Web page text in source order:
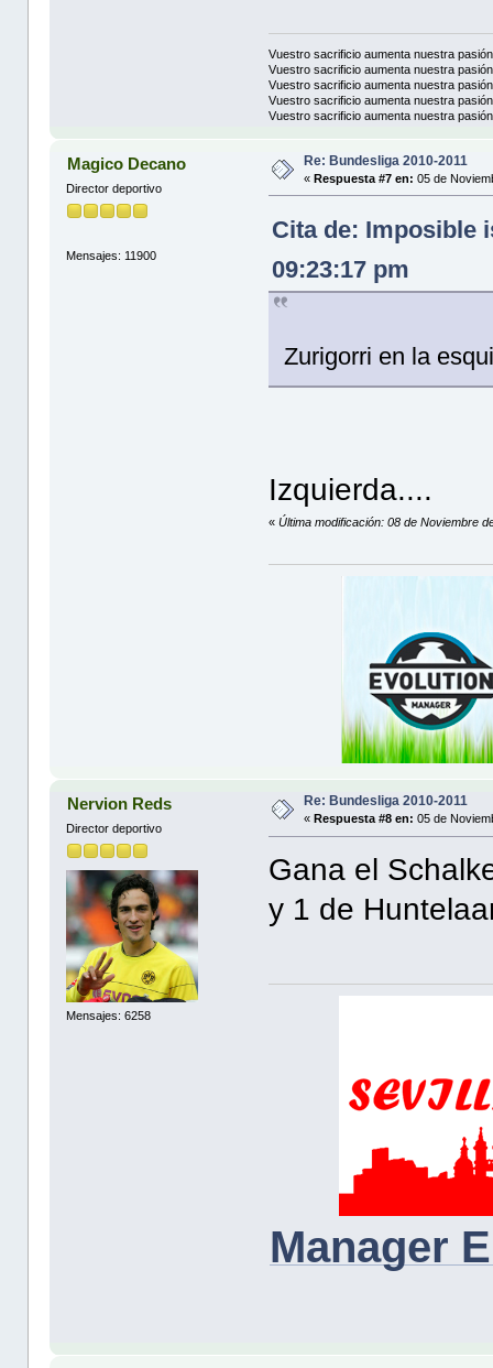
Vuestro sacrificio aumenta nuestra
Vuestro sacrificio aumenta nuestra
Vuestro sacrificio aumenta nuestra
Vuestro sacrificio aumenta nuestra
Vuestro sacrificio aumenta nuestra
Magico Decano
Director deportivo
Mensajes: 11900
Re: Bundesliga 2010-2011
«Respuesta #7 en: 05 de
Cita de: Imposible
09:23:17 pm
Zurigorri en la
Izquierda....
«Última modificación: 08 de Noviembre
Nervion Reds
Director deportivo
Mensajes: 6258
Re: Bundesliga 2010-2011
«Respuesta #8 en: 05 de
Gana el
y 1 de
Manager